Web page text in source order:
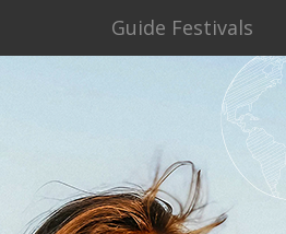
Guide Festivals